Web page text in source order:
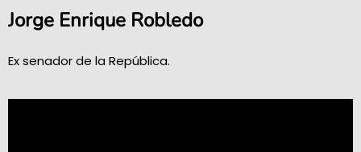
Jorge Enrique Robledo
Ex senador de la República.